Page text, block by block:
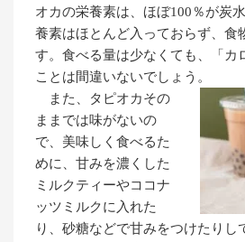
オカの栄養素は、ほぼ100％が炭
養素はほとんど入っておらず、食
す。食べる量は少なくても、「カ
ことは間違いないでしょう。
また、タピオカその
ままでは味がないの
で、美味しく食べるた
めに、甘みを濃くした
ミルクティーやココナ
ッツミルクに入れた
り、砂糖などで甘みをつけたりし